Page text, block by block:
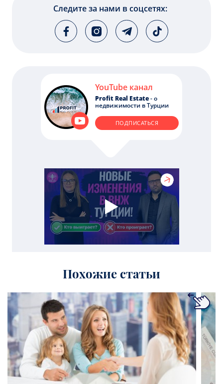
Следите за нами в соцсетях:
YouTube канал
Profit Real Estate- о
недвижимости в Турции
ПОДПИСАТЬСЯ
Похожие статьи